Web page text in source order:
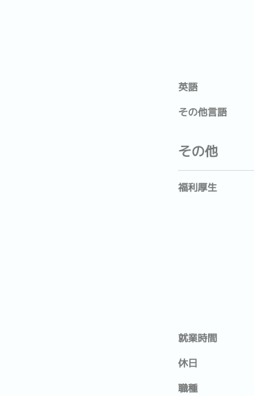
英語
その他言語
その他
福利厚生
就業時間
休日
職種